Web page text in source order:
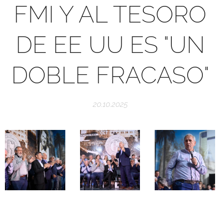
FMI Y AL TESORO
DE EE UU ES "UN
DOBLE FRACASO"
20.10.2025